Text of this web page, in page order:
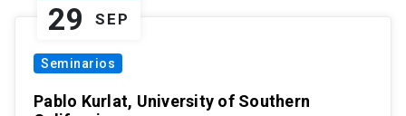
29 SEP
Seminarios
Pablo Kurlat, University of Southern